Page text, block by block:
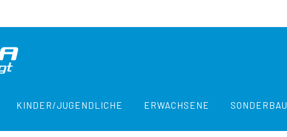
KINDER/JUGENDLICHE ERWACHSENE SONDERBAU